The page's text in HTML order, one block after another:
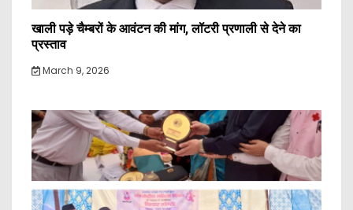
खाली पड़े चैम्बरों के आवंटन की मांग, लॉटरी प्रणाली से देने का
प्रस्ताव
March 9, 2026